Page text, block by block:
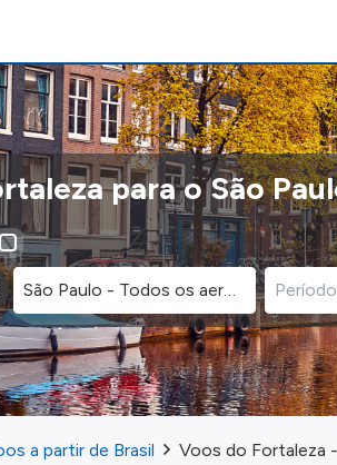
para o São
a partir de Brasil Voos do Fortaleza